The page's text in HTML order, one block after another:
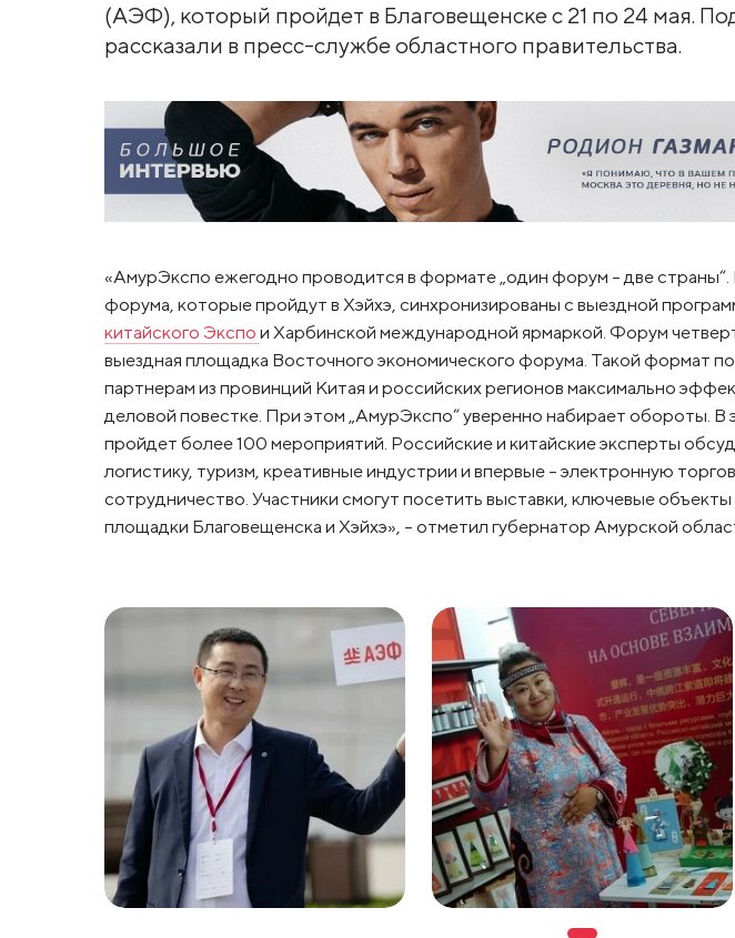
(АЭФ), который пройдет в Благовещенске с 21 по 24 мая.
рассказали в пресс-службе областного правительства.
«АмурЭкспо ежегодно проводится в формате „один форум – две страны“.
форума, которые пройдут в Хэйхэ, синхронизированы с выездной
китайского Экспо и Харбинской международной ярмаркой. Форум
выездная площадка Восточного экономического форума. Такой формат
партнерам из провинций Китая и российских регионов максимально
деловой повестке. При этом „АмурЭкспо“ уверенно набирает обороты. В
пройдет более 100 мероприятий. Российские и китайские эксперты
логистику, туризм, креативные индустрии и впервые – электронную
сотрудничество. Участники смогут посетить выставки, ключевые
площадки Благовещенска и Хэйхэ», – отметил губернатор Амурской